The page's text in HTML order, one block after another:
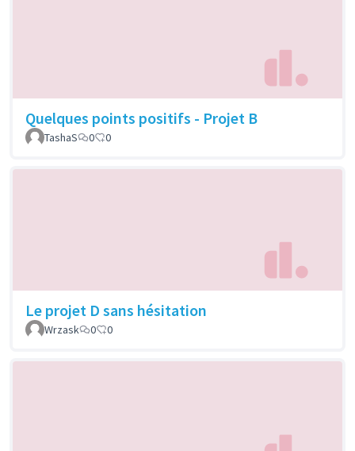
Quelques points positifs - Projet B
TashaS 0 0
Le projet D sans hésitation
Wrzask 0 0